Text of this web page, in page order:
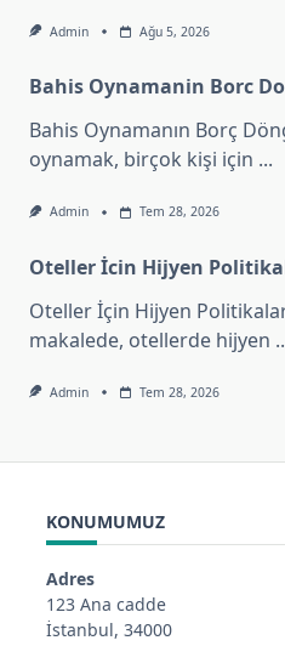
Admin Ağu 5, 2026
Bahis Oynamanin Borc
Bahis Oynamanın Borç
oynamak, birçok kişi için ...
Admin Tem 28, 2026
Oteller İcin Hijyen
Oteller İçin Hijyen
makalede, otellerde hijyen
Admin Tem 28, 2026
KONUMUMUZ
Adres
123 Ana cadde
İstanbul, 34000